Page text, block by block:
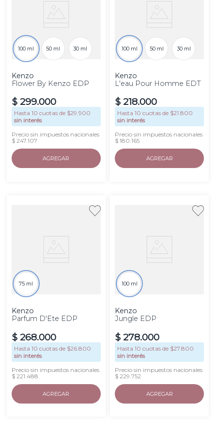
100 ml 50 ml 30 ml
Kenzo
Flower By Kenzo EDP
$ 299.000
Hasta 10 cuotas de $29.900
sin interés
Precio sin impuestos nacionales
$ 247.107
AGREGAR
100 ml 50 ml 30 ml
Kenzo
L'eau Pour Homme EDT
$ 218.000
Hasta10 cuotas de $21.800
sin interés
Precio sin impuestos nacionales
$ 180.165
AGREGAR
75 ml
Kenzo
Parfum D'Ete EDP
$ 268.000
Hasta 10 cuotas de $26.800
sin interés
Precio sin impuestos nacionales
$ 221.488
AGREGAR
100 ml
Kenzo
Jungle EDP
$ 278.000
Hasta10 cuotas de $27.800
sin interés
Precio sin impuestos nacionales
$ 229.752
AGREGAR